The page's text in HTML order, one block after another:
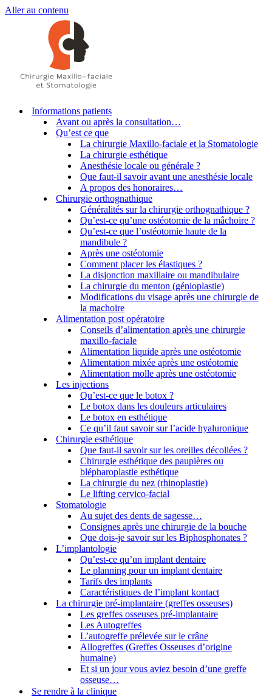
Aller au contenu
Informations patients
Avant ou après la consultation…
Qu’est ce que
La chirurgie Maxillo-faciale et la Stomatologie
La chirurgie esthétique
Anesthésie locale ou générale ?
Que faut-il savoir avant une anesthésie locale
A propos des honoraires…
Chirurgie orthognathique
Généralités sur la chirurgie orthognathique ?
Qu’est-ce qu’une ostéotomie de la mâchoire ?
Qu’est-ce que l’ostéotomie haute de la
mandibule ?
Après une ostéotomie
Comment placer les élastiques ?
La disjonction maxillaire ou mandibulaire
La chirurgie du menton (génioplastie)
Modifications du visage après une chirurgie de
la machoire
Alimentation post opératoire
Conseils d’alimentation après une chirurgie
maxillo-faciale
Alimentation liquide après une ostéotomie
Alimentation mixée après une ostéotomie
Alimentation molle après une ostéotomie
Les injections
Qu’est-ce que le botox ?
Le botox dans les douleurs articulaires
Le botox en esthétique
Ce qu’il faut savoir sur l’acide hyaluronique
Chirurgie esthétique
Que faut-il savoir sur les oreilles décollées ?
Chirurgie esthétique des paupières ou
blépharoplastie esthétique
La chirurgie du nez (rhinoplastie)
Le lifting cervico-facial
Stomatologie
Au sujet des dents de sagesse…
Consignes après une chirurgie de la bouche
Que dois-je savoir sur les Biphosphonates ?
L’implantologie
Qu’est-ce qu’un implant dentaire
Le planning pour un implant dentaire
Tarifs des implants
Caractéristiques de l’implant kontact
La chirurgie pré-implantaire (greffes osseuses)
Les greffes osseuses pré-implantaire
Les Autogreffes
L’autogreffe prélevée sur le crâne
Allogreffes (Greffes Osseuses d’origine
humaine)
Et si un jour vous aviez besoin d’une greffe
osseuse…
Se rendre à la clinique